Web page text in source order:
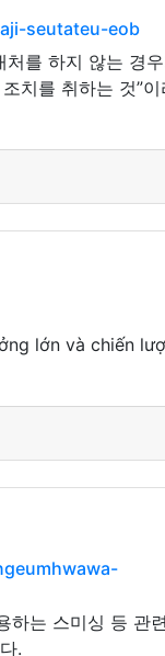
seutateu-eob
를 하지 않는 경
치를 취하는 것”이
lớn và chiến
하는 스미싱 등 관
.